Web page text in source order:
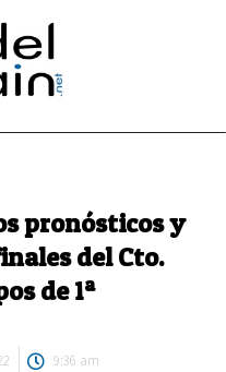
pronósticos y
del Cto.
de 1ª
9:36 am